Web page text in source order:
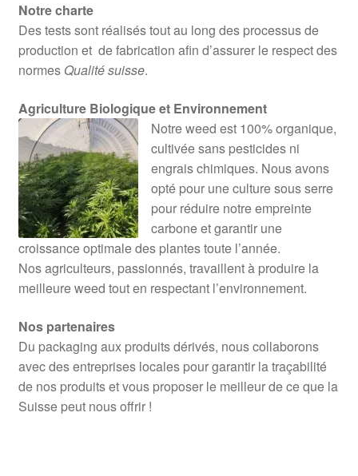
Notre charte
Des tests sont réalisés tout au long des processus de
production et de fabrication afin d’assurer le respect des
normes Qualité suisse.
Agriculture Biologique et Environnement
Notre weed est 100% organique,
cultivée sans pesticides ni
engrais chimiques. Nous avons
opté pour une culture sous serre
pour réduire notre empreinte
carbone et garantir une
croissance optimale des plantes toute l’année.
Nos agriculteurs, passionnés, travaillent à produire la
meilleure weed tout en respectant l’environnement.
Nos partenaires
Du packaging aux produits dérivés, nous collaborons
avec des entreprises locales pour garantir la traçabilité
de nos produits et vous proposer le meilleur de ce que la
Suisse peut nous offrir !